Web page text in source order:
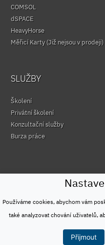
Používáme cookies, abychom vám
také analyzovat chování uživatelů,
Přijmout
COMSOL
dSPACE
HeavyHorse
Měřicí Karty (Již nejsou v prodeji)
SLUŽBY
Školení
Privátní školení
Konzultační služby
Burza práce
© HUMUSOFT 1991 - 2026